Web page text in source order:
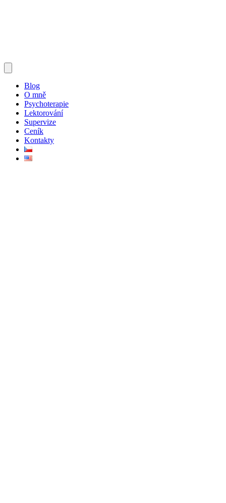
Blog
O mně
Psychoterapie
Lektorování
Supervize
Ceník
Kontakty